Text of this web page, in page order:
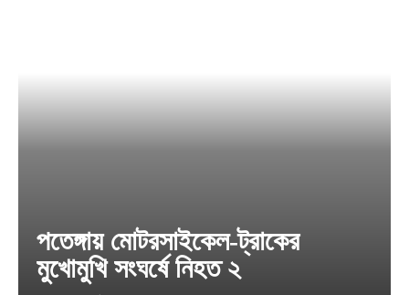
পতেঙ্গায় মোটরসাইকেল-ট্রাকের
মুখোমুখি সংঘর্ষে নিহত ২